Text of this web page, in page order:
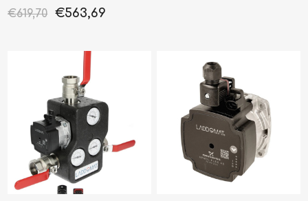
€619,70
€563,69